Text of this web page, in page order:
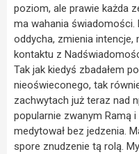
poziom, ale prawie każda
ma wahania świadomości.
oddycha, zmienia
kontaktu z
Tak jak kiedyś zbadałem
nieoświeconego, tak
zachwytach już teraz nad
popularnie zwanym Ramą
medytował bez jedzenia.
spore znudzenie tą rolą.